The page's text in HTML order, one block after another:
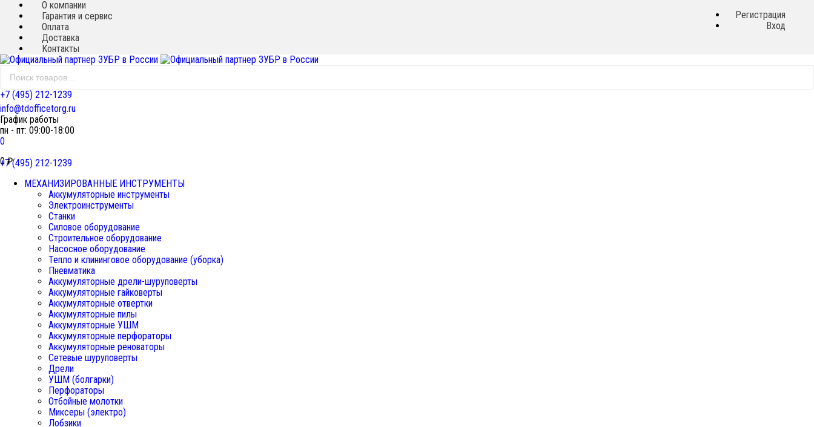
О компании
Гарантия и сервис
Оплата
Доставка
Контакты
Регистрация
Вход
+7 (495) 212-1239
info@tdofficetorg.ru
График работы
пн - пт: 09:00-18:00
0
0₽
+7 (495) 212-1239
МЕХАНИЗИРОВАННЫЕ ИНСТРУМЕНТЫ
Аккумуляторные инструменты
Электроинструменты
Станки
Силовое оборудование
Строительное оборудование
Насосное оборудование
Тепло и клининговое оборудование (уборка)
Пневматика
Аккумуляторные дрели-шуруповерты
Аккумуляторные гайковерты
Аккумуляторные отвертки
Аккумуляторные пилы
Аккумуляторные УШМ
Аккумуляторные перфораторы
Аккумуляторные реноваторы
Сетевые шуруповерты
Дрели
УШМ (болгарки)
Перфораторы
Отбойные молотки
Миксеры (электро)
Лобзики